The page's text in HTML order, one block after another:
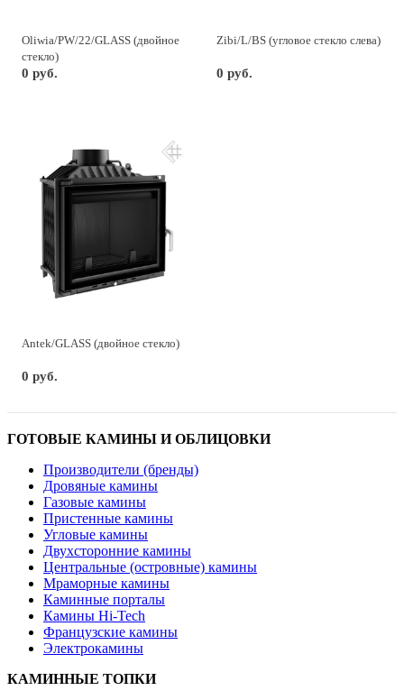
Oliwia/PW/22/GLASS (двойное
стекло)
0 руб.
Zibi/L/BS (угловое стекло слева)
0 руб.
Antek/GLASS (двойное стекло)
0 руб.
ГОТОВЫЕ КАМИНЫ И ОБЛИЦОВКИ
Производители (бренды)
Дровяные камины
Газовые камины
Пристенные камины
Угловые камины
Двухсторонние камины
Центральные (островные) камины
Мраморные камины
Каминные порталы
Камины Hi-Tech
Французские камины
Электрокамины
КАМИННЫЕ ТОПКИ